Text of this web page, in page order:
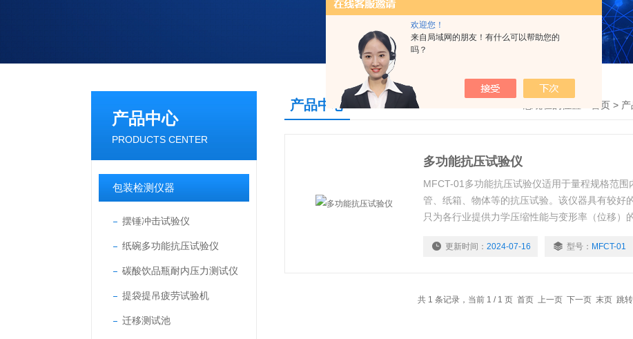
欢迎您！
来自局域网的朋友！有什么可以帮助您的
吗？
产品中心
PRODUCTS CENTER
包装检测仪器
摆锤冲击试验仪
纸碗多功能抗压试验仪
碳酸饮品瓶耐内压力测试仪
提袋提吊疲劳试验机
迁移测试池
产品中心 首页 >
多功能抗压试验仪
MFCT-01多功能抗压试验仪适用于量程规格范围
管、纸箱、物体等的抗压试验。该仪器具有较好
只为各行业提供力学压缩性能与变形率（位移）
更新时间： 2024-07-16 型号： MFCT-01
共 1 条记录，当前 1 / 1 页 首页 上一页 下一页 末页 跳